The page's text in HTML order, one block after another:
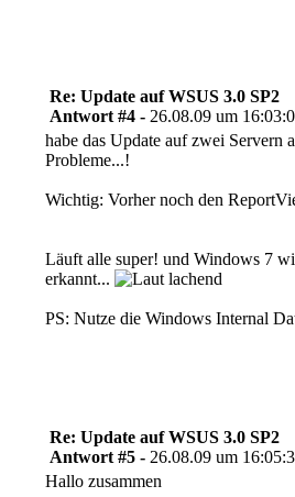
Re: Update auf WSUS 3.0 SP2
Antwort #4 - 26.08.09 um
habe das Update auf zwei Servern
Probleme...!
Wichtig: Vorher noch den
Läuft alle super! und Windows 7
erkannt...
PS: Nutze die Windows Internal
Re: Update auf WSUS 3.0 SP2
Antwort #5 - 26.08.09 um
Hallo zusammen